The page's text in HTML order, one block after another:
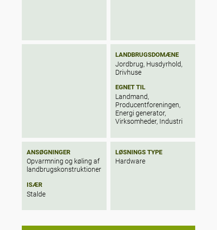
LANDBRUGSDOMÆNE
Jordbrug, Husdyrhold,
Drivhuse
EGNET TIL
Landmand,
Producentforeningen,
Energi generator,
Virksomheder, Industri
ANSØGNINGER
Opvarmning og køling af
landbrugskonstruktioner
ISÆR
Stalde
LØSNINGS TYPE
Hardware